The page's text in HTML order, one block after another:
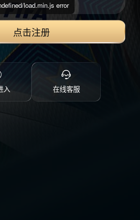
点击注册
入 在线客服
load.min.js error